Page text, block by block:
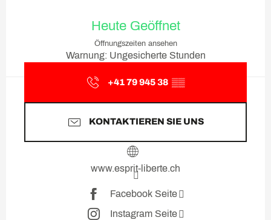
Heute Geöffnet
Öffnungszeiten ansehen
Warnung: Ungesicherte Stunden
+41 79 945 38 ▒▒
KONTAKTIEREN SIE UNS
www.esprit-liberte.ch
Facebook Seite
Instagram Seite